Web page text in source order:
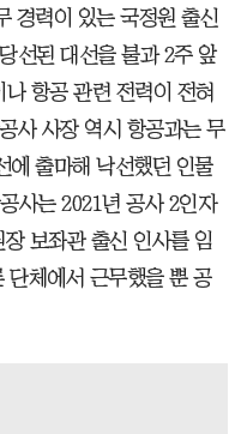
경력이 있는 국정원 출신
선된 대선을 불과 2주 앞
항공 관련 전력이 전혀
사 사장 역시 항공과는 무
에 출마해 낙선했던 인물
사는 2021년 공사 2인자
보좌관 출신 인사를 임
단체에서 근무했을 뿐 공